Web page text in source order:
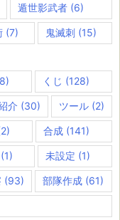
遁世影武者(6)
(7) 鬼滅刺 (15)
くじ (128)
介 (30) ツール(2)
合成 (141)
(1) 未設定 (1)
(93) 部隊作成 (61)